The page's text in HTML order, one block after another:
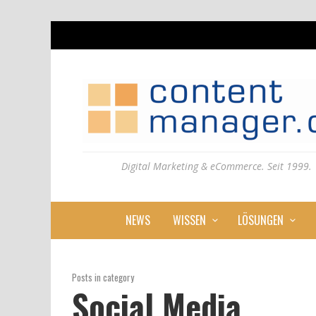
Digital Marketing & eCommerce. Seit 1999.
NEWS WISSEN LÖSUNGEN
Posts in category
Social Media